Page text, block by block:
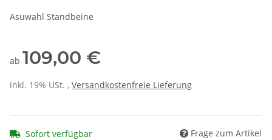
Asuwahl Standbeine
ab 109,00 €
inkl. 19% USt. , Versandkostenfreie Lieferung
Sofort verfügbar Frage zum Artikel